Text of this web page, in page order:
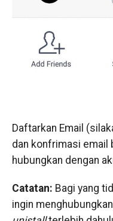
Daftarkan Email
dan konfrimasi email
hubungkan dengan
Catatan: Bagi yang
ingin